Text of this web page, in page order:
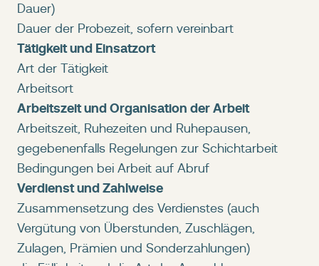
Dauer)
Dauer der Probezeit, sofern vereinbart
Tätigkeit und Einsatzort
Art der Tätigkeit
Arbeitsort
Arbeitszeit und Organisation der Arbeit
Arbeitszeit, Ruhezeiten und Ruhepausen,
gegebenenfalls Regelungen zur Schichtarbeit
Bedingungen bei Arbeit auf Abruf
Verdienst und Zahlweise
Zusammensetzung des Verdienstes (auch
Vergütung von Überstunden, Zuschlägen,
Zulagen, Prämien und Sonderzahlungen)